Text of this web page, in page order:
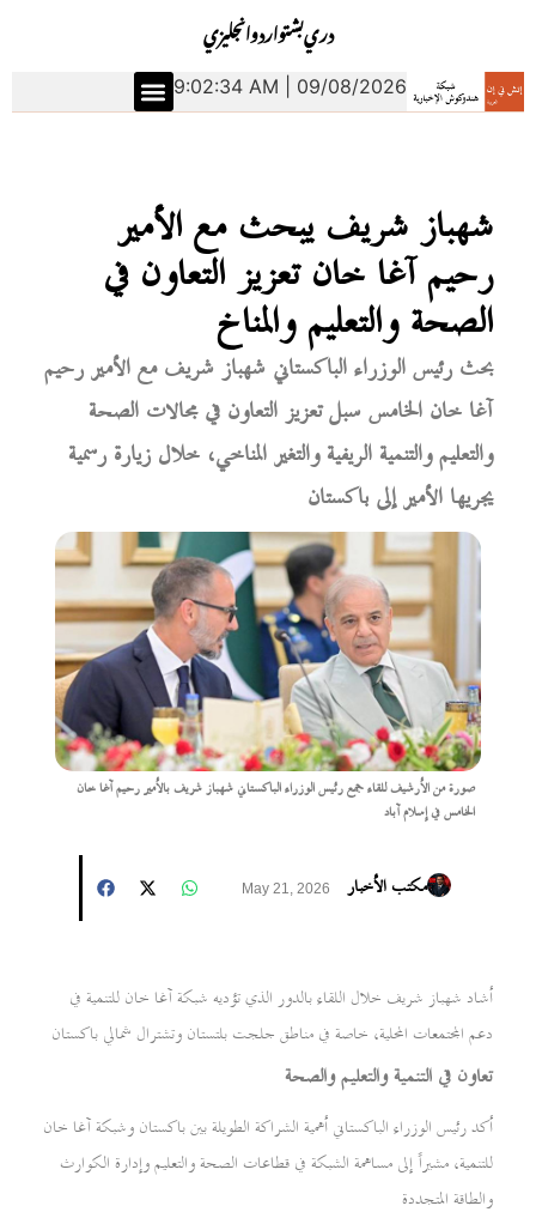
انجليزياردوبشتودري
9:02:35 AM | 09/08/2026
شهباز شريف يبحث مع الأمير
رحيم آغا خان تعزيز التعاون في
الصحة والتعليم والمناخ
بحث رئيس الوزراء الباكستاني شهباز شريف مع الأمير رحيم
آغا خان الخامس سبل تعزيز التعاون في مجالات الصحة
والتعليم والتنمية الريفية والتغير المناخي، خلال زيارة رسمية
يجريها الأمير إلى باكستان
صورة من الأرشيف للقاء جمع رئيس الوزراء الباكستاني شهباز شريف بالأمير رحيم آغا خان
الخامس في إسلام آباد
مكتب الأخبار May 21, 2026
أشاد شهباز شريف خلال اللقاء بالدور الذي تؤديه شبكة آغا خان للتنمية في
دعم المجتمعات المحلية، خاصة في مناطق جلجت بلتستان وتشترال شمالي باكستان
تعاون في التنمية والتعليم والصحة
أكد رئيس الوزراء الباكستاني أهمية الشراكة الطويلة بين باكستان وشبكة آغا خان
للتنمية، مشيراً إلى مساهمة الشبكة في قطاعات الصحة والتعليم وإدارة الكوارث
والطاقة المتجددة